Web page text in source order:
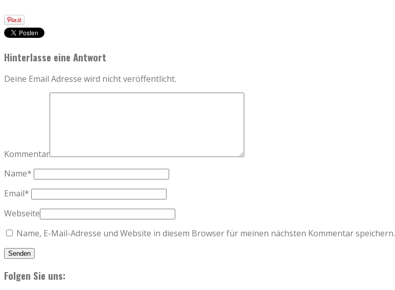
Hinterlasse eine Antwort
Deine Email Adresse wird nicht veröffentlicht.
Kommentar
Name*
Email*
Webseite
Name, E-Mail-Adresse und Website in diesem Browser für meinen nächsten Kommentar speichern.
Folgen Sie uns: